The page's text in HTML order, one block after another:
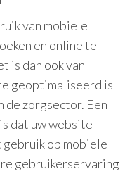
van mobiele
en online te
is dan ook van
geoptimaliseerd is
de zorgsector. Een
dat uw website
op mobiele
gebruikerservaring